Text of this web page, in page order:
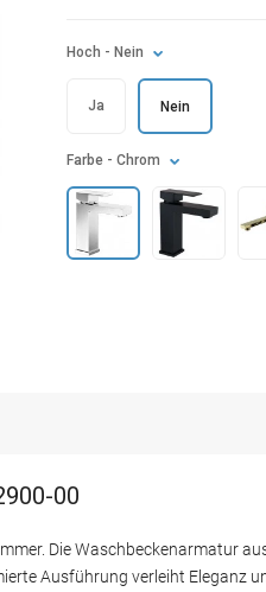
Farbe - Chrom
Hoch - Nein
Ja Nein
00
Die Waschbeckenarmatur
Ausführung verleiht Eleganz